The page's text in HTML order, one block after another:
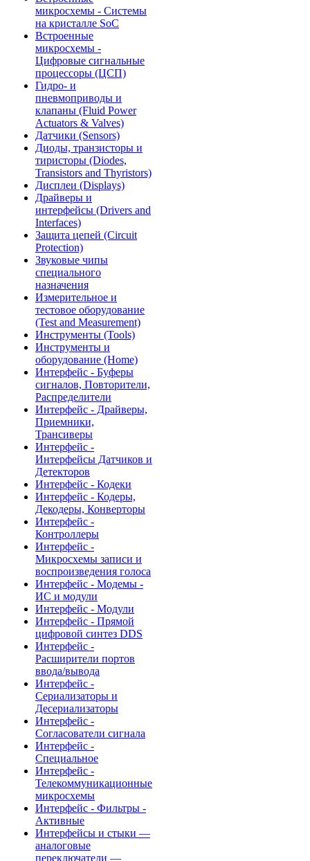
микросхемы - Системы
на кристалле SoC
Встроенные
микросхемы -
Цифровые сигнальные
процессоры (ЦСП)
Гидро- и
пневмоприводы и
клапаны (Fluid Power
Actuators & Valves)
Датчики (Sensors)
Диоды, транзисторы и
тиристоры (Diodes,
Transistors and Thyristors)
Дисплеи (Displays)
Драйверы и
интерфейсы (Drivers and
Interfaces)
Защита цепей (Circuit
Protection)
Звуковые чипы
специального
назначения
Измерительное и
тестовое оборудование
(Test and Measurement)
Инструменты (Tools)
Инструменты и
оборудование (Home)
Интерфейс - Буферы
сигналов, Повторители,
Распределители
Интерфейс - Драйверы,
Приемники,
Трансиверы
Интерфейс -
Интерфейсы Датчиков и
Детекторов
Интерфейс - Кодеки
Интерфейс - Кодеры,
Декодеры, Конверторы
Интерфейс -
Контроллеры
Интерфейс -
Микросхемы записи и
воспроизведения голоса
Интерфейс - Модемы -
ИС и модули
Интерфейс - Модули
Интерфейс - Прямой
цифровой синтез DDS
Интерфейс -
Расширители портов
ввода/вывода
Интерфейс -
Сериализаторы и
Десериализаторы
Интерфейс -
Согласователи сигнала
Интерфейс -
Специальное
Интерфейс -
Телекоммуникационные
микросхемы
Интерфейс - Фильтры -
Активные
Интерфейсы и стыки —
аналоговые
переключатели —